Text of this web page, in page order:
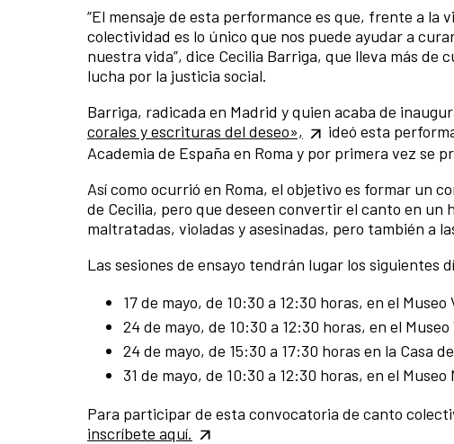
“El mensaje de esta performance es que, frente a la
colectividad es lo único que nos puede ayudar a
nuestra vida”, dice Cecilia Barriga, que lleva más
lucha por la justicia social.
Barriga, radicada en Madrid y quien acaba de
corales y escrituras del deseo»,
ideó esta
Academia de España en Roma y por primera vez se
Así como ocurrió en Roma, el objetivo es formar un
de Cecilia, pero que deseen convertir el canto en un
maltratadas, violadas y asesinadas, pero también a
Las sesiones de ensayo tendrán lugar los siguientes
17 de mayo, de 10:30 a 12:30 horas, en el
24 de mayo, de 10:30 a 12:30 horas, en el
24 de mayo, de 15:30 a 17:30 horas en la Casa
31 de mayo, de 10:30 a 12:30 horas, en el
Para participar de esta convocatoria de canto
inscríbete aquí.